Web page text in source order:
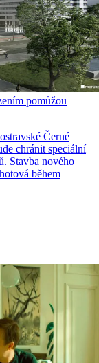
pomůžou
Černé
chránit speciální
Stavba nového
během